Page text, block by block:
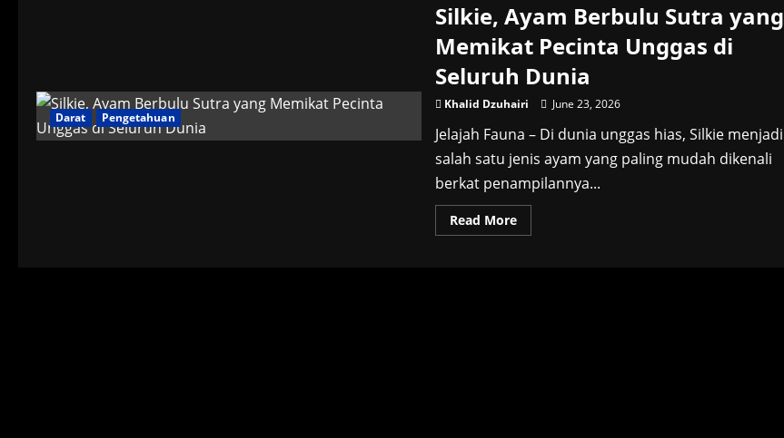
Darat Pengetahuan
Silkie, Ayam Berbulu Sutra yang
Memikat Pecinta Unggas di
Seluruh Dunia
Khalid Dzuhairi June 23, 2026
Jelajah Fauna – Di dunia unggas hias, Silkie menjadi
salah satu jenis ayam yang paling mudah dikenali
berkat penampilannya...
Read MoreRead
more